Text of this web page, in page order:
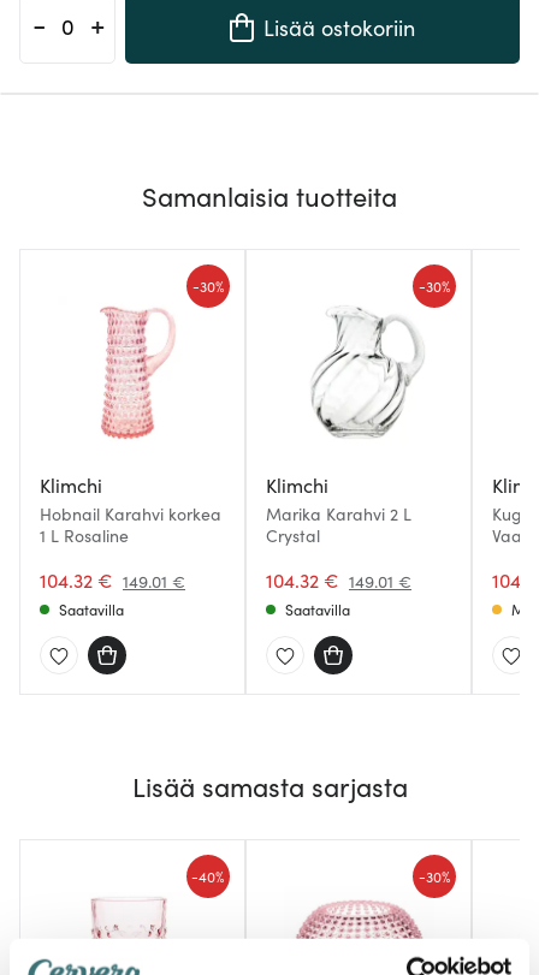
- + Lisää ostokoriin
Samanlaisia tuotteita
Klimchi
Hobnail Karahvi korkea
1 L Rosaline
104.32 € 149.01 €
-30%
Saatavilla
Klimchi
Marika Karahvi 2 L
Crystal
104.32 € 149.01 €
-30%
Saatavilla
Lisää samasta sarjasta
-40% -30%